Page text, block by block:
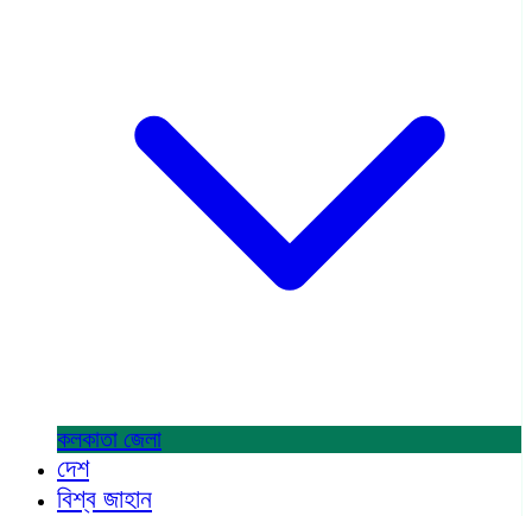
কলকাতা জেলা
দেশ
বিশ্ব জাহান